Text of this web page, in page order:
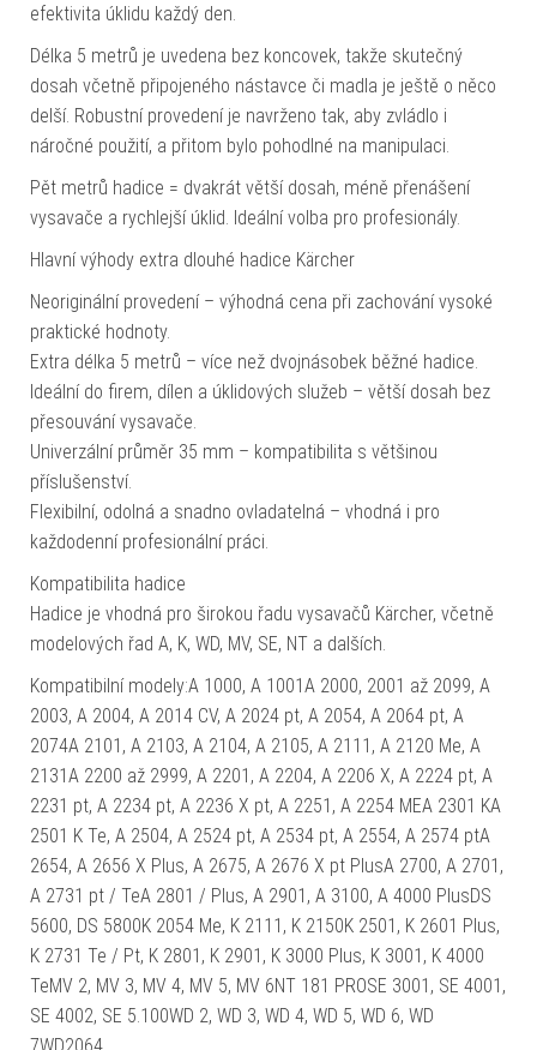
efektivita úklidu každý den.
Délka 5 metrů je uvedena bez koncovek, takže skutečný
dosah včetně připojeného nástavce či madla je ještě o něco
delší. Robustní provedení je navrženo tak, aby zvládlo i
náročné použití, a přitom bylo pohodlné na manipulaci.
Pět metrů hadice = dvakrát větší dosah, méně přenášení
vysavače a rychlejší úklid. Ideální volba pro profesionály.
Hlavní výhody extra dlouhé hadice Kärcher
Neoriginální provedení – výhodná cena při zachování vysoké
praktické hodnoty.
Extra délka 5 metrů – více než dvojnásobek běžné hadice.
Ideální do firem, dílen a úklidových služeb – větší dosah bez
přesouvání vysavače.
Univerzální průměr 35 mm – kompatibilita s většinou
příslušenství.
Flexibilní, odolná a snadno ovladatelná – vhodná i pro
každodenní profesionální práci.
Kompatibilita hadice
Hadice je vhodná pro širokou řadu vysavačů Kärcher, včetně
modelových řad A, K, WD, MV, SE, NT a dalších.
Kompatibilní modely:A 1000, A 1001A 2000, 2001 až 2099, A
2003, A 2004, A 2014 CV, A 2024 pt, A 2054, A 2064 pt, A
2074A 2101, A 2103, A 2104, A 2105, A 2111, A 2120 Me, A
2131A 2200 až 2999, A 2201, A 2204, A 2206 X, A 2224 pt, A
2231 pt, A 2234 pt, A 2236 X pt, A 2251, A 2254 MEA 2301 KA
2501 K Te, A 2504, A 2524 pt, A 2534 pt, A 2554, A 2574 ptA
2654, A 2656 X Plus, A 2675, A 2676 X pt PlusA 2700, A 2701,
A 2731 pt / TeA 2801 / Plus, A 2901, A 3100, A 4000 PlusDS
5600, DS 5800K 2054 Me, K 2111, K 2150K 2501, K 2601 Plus,
K 2731 Te / Pt, K 2801, K 2901, K 3000 Plus, K 3001, K 4000
TeMV 2, MV 3, MV 4, MV 5, MV 6NT 181 PROSE 3001, SE 4001,
SE 4002, SE 5.100WD 2, WD 3, WD 4, WD 5, WD 6, WD